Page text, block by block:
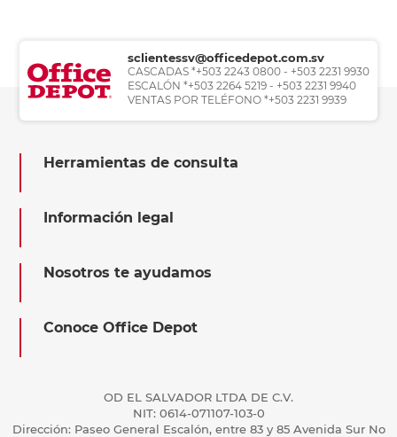
sclientessv@officedepot.com.sv
CASCADAS *+503 2243 0800 - +503 2231 9930
ESCALÓN *+503 2264 5219 - +503 2231 9940
VENTAS POR TELÉFONO *+503 2231 9939
Herramientas de consulta
Información legal
Nosotros te ayudamos
Conoce Office Depot
OD EL SALVADOR LTDA DE C.V.
NIT: 0614-071107-103-0
Dirección: Paseo General Escalón, entre 83 y 85 Avenida Sur No